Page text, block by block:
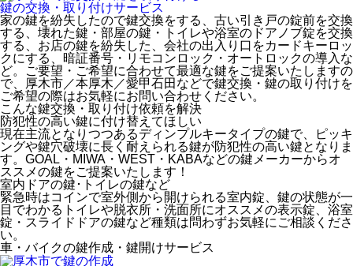
鍵の交換・取り付けサービス
家の鍵を紛失したので鍵交換をする、古い引き戸の錠前を交換
する、壊れた鍵・部屋の鍵・トイレや浴室のドアノブ錠を交換
する、お店の鍵を紛失した、会社の出入り口をカードキーロッ
クにする、暗証番号・リモコンロック・オートロックの導入な
ど。ご要望・ご希望に合わせて最適な鍵をご提案いたしますの
で、厚木市／本厚木／愛甲石田などで鍵交換・鍵の取り付けを
ご希望の際はお気軽にお問い合わせください。
こんな鍵交換・取り付け依頼を解決
防犯性の高い鍵に付け替えてほしい
現在主流となりつつあるディンプルキータイプの鍵で、ピッキ
ングや鍵穴破壊に長く耐えられる鍵が防犯性の高い鍵となりま
す。GOAL・MIWA・WEST・KABAなどの鍵メーカーからオ
ススメの鍵をご提案いたします！
室内ドアの鍵･トイレの鍵など
緊急時はコインで室外側から開けられる室内錠、鍵の状態が一
目でわかるトイレや脱衣所・洗面所にオススメの表示錠、浴室
錠・スライドドアの鍵など種類は問わずお気軽にご相談くださ
い。
車・バイクの鍵作成・鍵開けサービス